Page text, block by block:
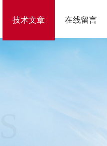
技术文章 在线留言